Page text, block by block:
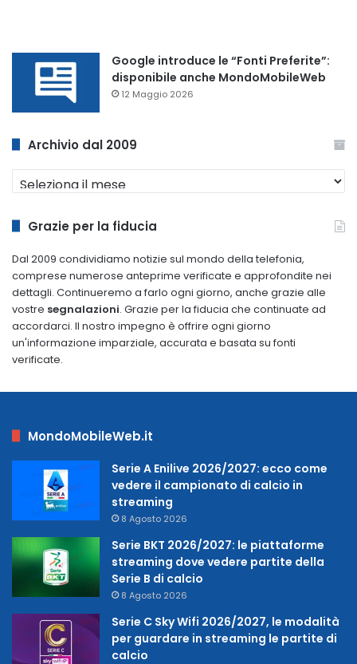
Google introduce le “Fonti Preferite”:
disponibile anche MondoMobileWeb
12 Maggio 2026
Archivio dal 2009
Archivio
dal
Grazie per la fiducia
Dal 2009 condividiamo notizie sul mondo della telefonia,
comprese numerose anteprime verificate e approfondite nei
dettagli. Continueremo a farlo ogni giorno, anche grazie alle
vostre segnalazioni. Grazie per la fiducia che continuate ad
accordarci. Il nostro impegno è offrire ogni giorno
un'informazione imparziale, accurata e basata su fonti
verificate.
MondoMobileWeb.it
Serie A Enilive 2026/2027: ecco come
vedere il campionato di calcio in
streaming
8 Agosto 2026
Serie BKT 2026/2027: le piattaforme
streaming dove vedere partite della
Serie B di calcio
8 Agosto 2026
Serie C Sky Wifi 2026/2027, le modalità
per guardare in streaming le partite di
calcio